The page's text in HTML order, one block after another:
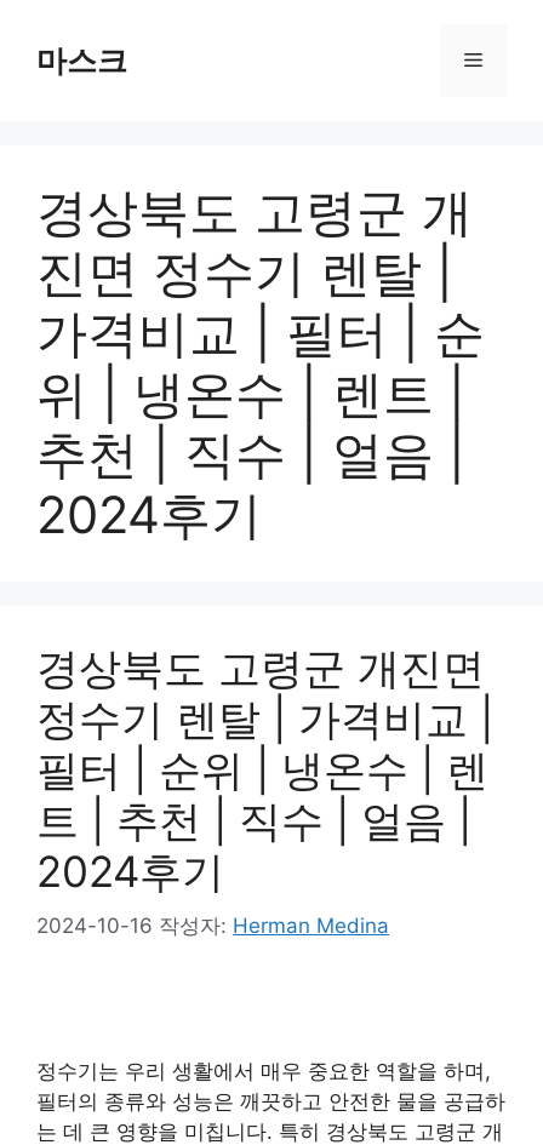
마스크 메
경상북도 고령군 개
진면 정수기 렌탈 |
가격비교 | 필터 | 순
위 | 냉온수 | 렌트 |
추천 | 직수 | 얼음 |
2024후기
경상북도 고령군 개진면
정수기 렌탈 | 가격비교 |
필터 | 순위 | 냉온수 | 렌
트 | 추천 | 직수 | 얼음 |
2024후기
2024-10-16 작성자: Herman Medina
정수기는 우리 생활에서 매우 중요한 역할을 하며,
필터의 종류와 성능은 깨끗하고 안전한 물을 공급하
는 데 큰 영향을 미칩니다. 특히 경상북도 고령군 개